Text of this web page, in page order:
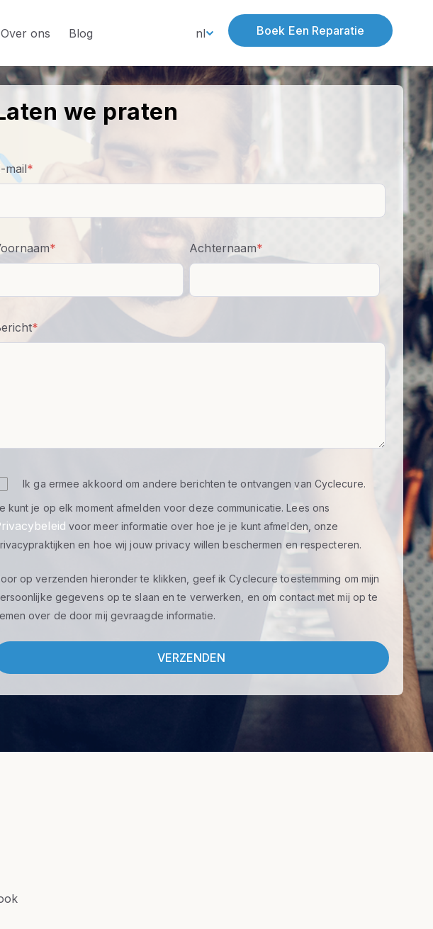
Over ons Blog nl Boek Een Reparatie
we praten
mail*
* Achternaam*
*
Ik ga ermee akkoord om andere berichten te ontvangen van Cyclecure.
kunt je op elk moment afmelden voor deze communicatie. Lees ons
voor meer informatie over hoe je je kunt afmelden, onze
en hoe wij jouw privacy willen beschermen en respecteren.
op verzenden hieronder te klikken, geef ik Cyclecure toestemming om mijn
gegevens op te slaan en te verwerken, en om contact met mij op te
over de door mij gevraagde informatie.